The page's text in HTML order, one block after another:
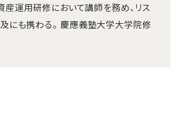
産運用研修において講師を務め、リス
にも携わる。 慶應義塾大学大学院修